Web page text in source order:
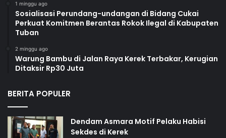
1 minggu ago
Sosialisasi Perundang-undangan di Bidang Cukai
Perkuat Komitmen Berantas Rokok Ilegal di Kabupaten
Tuban
2 minggu ago
Warung Bambu di Jalan Raya Kerek Terbakar, Kerugian
Ditaksir Rp30 Juta
BERITA POPULER
Dendam Asmara Motif Pelaku Habisi
Sekdes di Kerek